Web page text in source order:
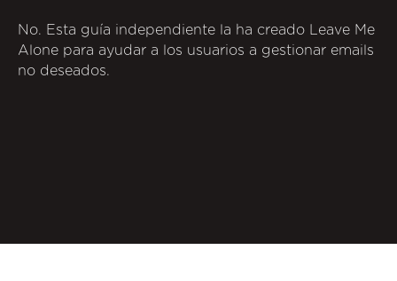
No. Esta guía independiente la ha creado Leave Me
Alone para ayudar a los usuarios a gestionar emails
no deseados.